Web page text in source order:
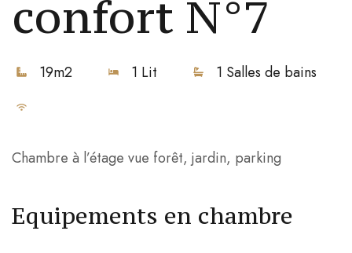
confort N°7
19m2 1 Lit 1 Salles de bains
Chambre à l’étage vue forêt, jardin, parking
Equipements en chambre